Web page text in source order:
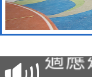
本校
招甄
適應